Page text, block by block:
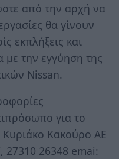
από την αρχή να
θα γίνουν
εκπλήξεις και
με την εγγύηση της
Nissan.
για το
Κακούρο ΑΕ
27310 26348 emai: